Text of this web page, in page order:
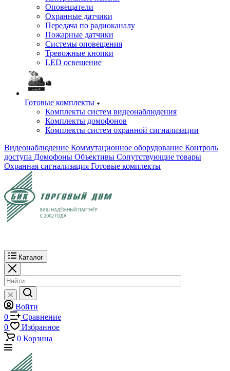
Оповещатели
Охранные датчики
Передача по радиоканалу
Пожарные датчики
Системы оповещения
Тревожные кнопки
LED освещение
Готовые комплекты
Комплекты систем видеонаблюдения
Комплекты домофонов
Комплекты систем охранной сигнализации
Видеонаблюдение Коммутационное оборудование Контроль
доступа Домофоны Объективы Сопутствующие товары
Охранная сигнализация Готовые комплекты
Каталог
Войти
0
Сравнение
0
Избранное
0 Корзина